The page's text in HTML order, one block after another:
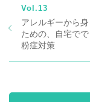
Vol.13
アレルギーから
ための、自宅で
粉症対策